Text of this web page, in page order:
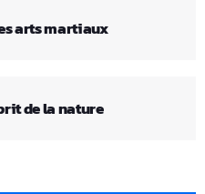
arts martiaux
de la nature